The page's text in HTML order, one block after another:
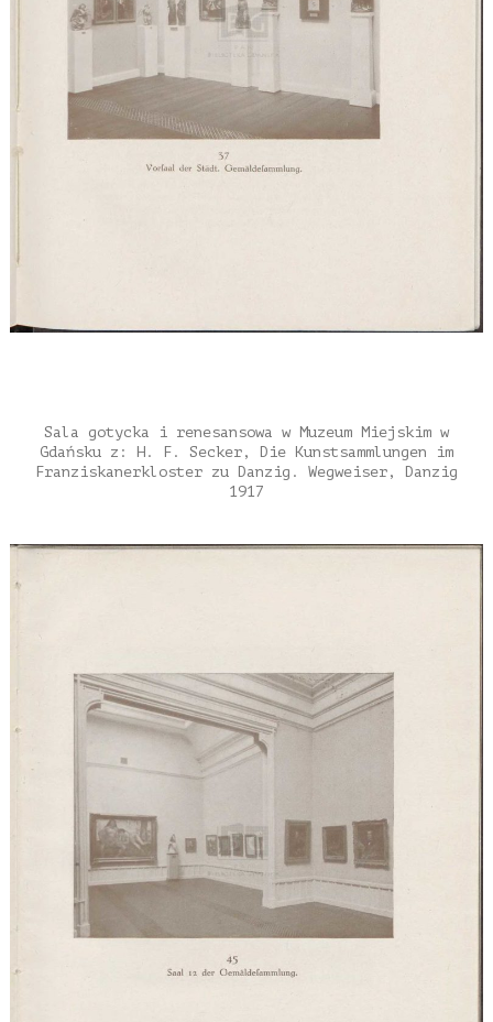
Sala gotycka i renesansowa w Muzeum Miejskim w
Gdańsku z: H. F. Secker, Die Kunstsammlungen im
Franziskanerkloster zu Danzig. Wegweiser, Danzig
1917